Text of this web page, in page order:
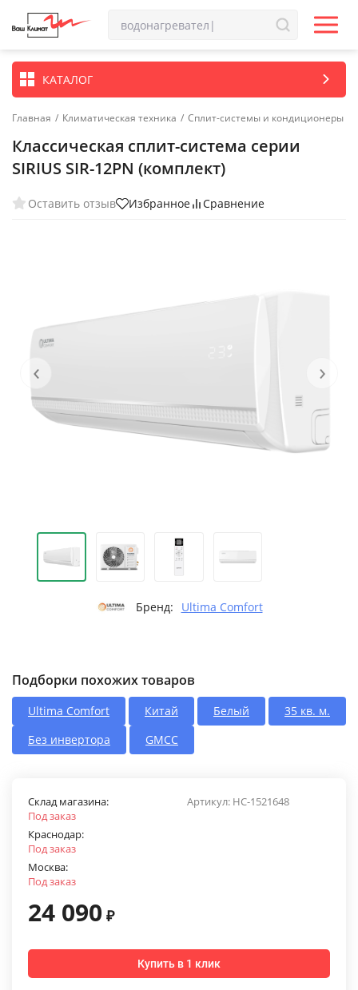
КАТАЛОГ
Главная / Климатическая техника / Сплит-системы и кондиционеры
Классическая сплит-система серии
SIRIUS SIR-12PN (комплект)
Оставить отзыв Избранное Сравнение
‹ ›
Бренд: Ultima Comfort
Подборки похожих товаров
Ultima Comfort Китай Белый
35 кв. м.
Без инвертора
GMCC
Артикул: НС-1521648
Склад магазина:
Под заказ
Краснодар:
Под заказ
Москва:
Под заказ
24 090 ₽
Купить в 1 клик